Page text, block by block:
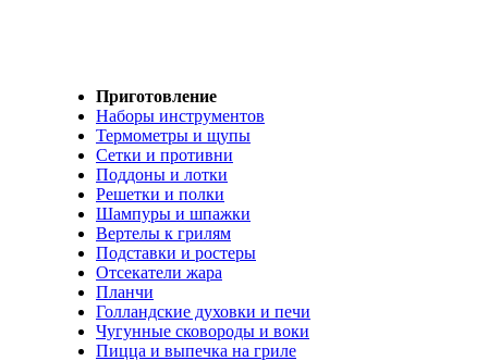
Приготовление
Наборы инструментов
Термометры и щупы
Сетки и противни
Поддоны и лотки
Решетки и полки
Шампуры и шпажки
Вертелы к грилям
Подставки и ростеры
Отсекатели жара
Планчи
Голландские духовки и печи
Чугунные сковороды и воки
Пицца и выпечка на гриле